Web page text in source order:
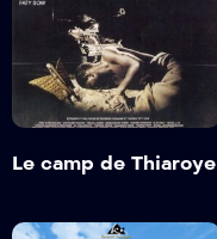
1988 2h;26min
Détails
Le camp de Thiaroye